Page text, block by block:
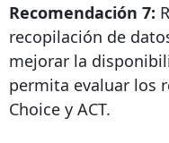
Recomendación 7:
recopilación de
mejorar la
permita evaluar los
Choice y ACT.